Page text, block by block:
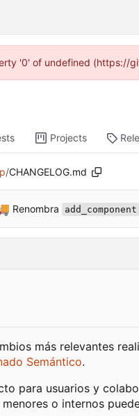
'0' of undefined (https://
Projects
/CHANGELOG.md
Renombra add_component
más relevantes
Semántico.
para usuarios y
o internos